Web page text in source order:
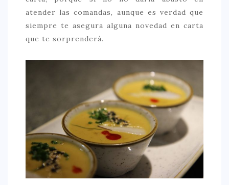
atender las comandas, aunque es verdad que
siempre te asegura alguna novedad en carta
que te sorprenderá.